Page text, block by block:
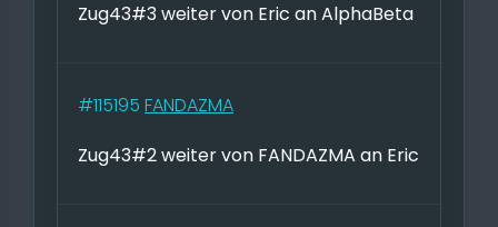
Zug43#3 weiter von Eric an AlphaBeta
#115195 FANDAZMA
Zug43#2 weiter von FANDAZMA an Eric